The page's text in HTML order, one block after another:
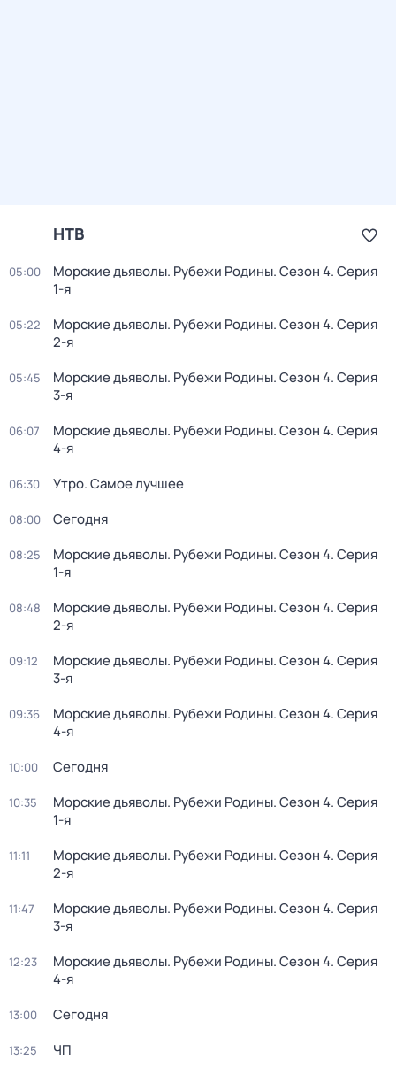
НТВ
05:00 Морские дьяволы. Рубежи Родины. Сезон 4. Серия
1-я
05:22 Морские дьяволы. Рубежи Родины. Сезон 4. Серия
2-я
05:45 Морские дьяволы. Рубежи Родины. Сезон 4. Серия
3-я
06:07 Морские дьяволы. Рубежи Родины. Сезон 4. Серия
4-я
06:30 Утро. Самое лучшее
08:00 Сегодня
08:25 Морские дьяволы. Рубежи Родины. Сезон 4. Серия
1-я
08:48 Морские дьяволы. Рубежи Родины. Сезон 4. Серия
2-я
09:12 Морские дьяволы. Рубежи Родины. Сезон 4. Серия
3-я
09:36 Морские дьяволы. Рубежи Родины. Сезон 4. Серия
4-я
10:00 Сегодня
10:35 Морские дьяволы. Рубежи Родины. Сезон 4. Серия
1-я
11:11 Морские дьяволы. Рубежи Родины. Сезон 4. Серия
2-я
11:47 Морские дьяволы. Рубежи Родины. Сезон 4. Серия
3-я
12:23 Морские дьяволы. Рубежи Родины. Сезон 4. Серия
4-я
13:00 Сегодня
13:25 ЧП